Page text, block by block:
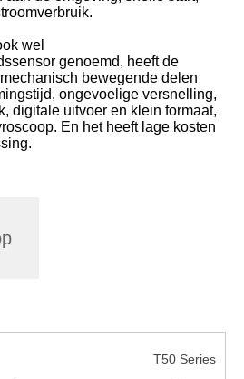
wel
genoemd, heeft de
bewegende delen
ongevoelige versnelling,
digitale uitvoer en klein formaat,
En het heeft lage kosten
T50 Series